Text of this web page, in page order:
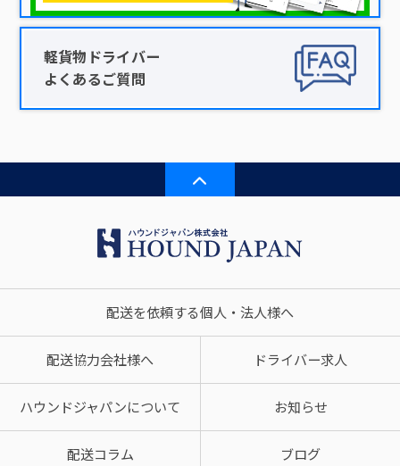
軽貨物ドライバー
よくあるご質問
配送を依頼する個人・法人様へ
配送協力会社様へ ドライバー求人
ハウンドジャパンについて お知らせ
配送コラム ブログ